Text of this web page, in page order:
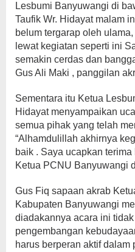
Lesbumi Banyuwangi di
Taufik Wr. Hidayat malam
belum tergarap oleh
lewat kegiatan seperti ini
semakin cerdas dan
Gus Ali Maki , panggilan
Sementara itu Ketua
Hidayat menyampaikan
semua pihak yang telah
“Alhamdulillah akhirnya
baik . Saya ucapkan
Ketua PCNU Banyuwangi
Gus Fiq sapaan akrab
Kabupaten Banyuwangi
diadakannya acara ini
pengembangan
harus berperan aktif